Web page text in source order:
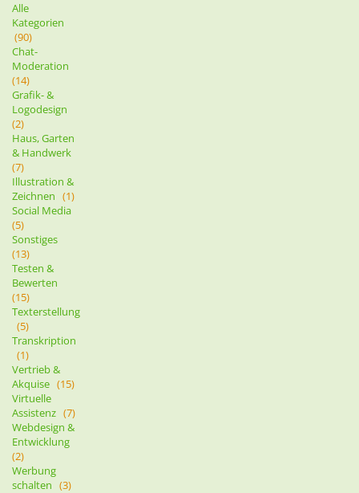
Alle
Kategorien
(90)
Chat-
Moderation
(14)
Grafik- &
Logodesign
(2)
Haus, Garten
& Handwerk
(7)
Illustration &
Zeichnen (1)
Social Media
(5)
Sonstiges
(13)
Testen &
Bewerten
(15)
Texterstellung
(5)
Transkription
(1)
Vertrieb &
Akquise (15)
Virtuelle
Assistenz (7)
Webdesign &
Entwicklung
(2)
Werbung
schalten (3)